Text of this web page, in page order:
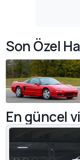
Son Özel
En güncel